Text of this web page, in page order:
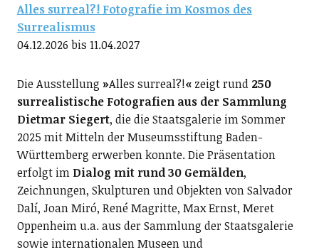
Alles surreal?! Fotografie im Kosmos des
Surrealismus
04.12.2026 bis 11.04.2027
Die Ausstellung »Alles surreal?!«zeigt rund 250
surrealistische Fotografien aus der Sammlung
Dietmar Siegert, die die Staatsgalerie im Sommer
2025 mit Mitteln der Museumsstiftung Baden-
Württemberg erwerben konnte. Die Präsentation
erfolgt im Dialog mit rund 30 Gemälden,
Zeichnungen, Skulpturen und Objekten von Salvador
Dalí, Joan Miró, René Magritte, Max Ernst, Meret
Oppenheim u.a. aus der Sammlung der Staatsgalerie
sowie internationalen Museen und